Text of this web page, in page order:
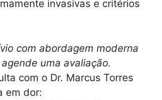
invasivas e critérios
com abordagem moderna
uma avaliação.
com o Dr. Marcus Torres
em dor: